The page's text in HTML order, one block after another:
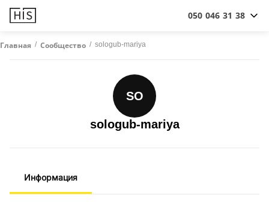
050 046 31 38
Главная / Сообщество / sologub-mariya
SO
sologub-mariya
Информация